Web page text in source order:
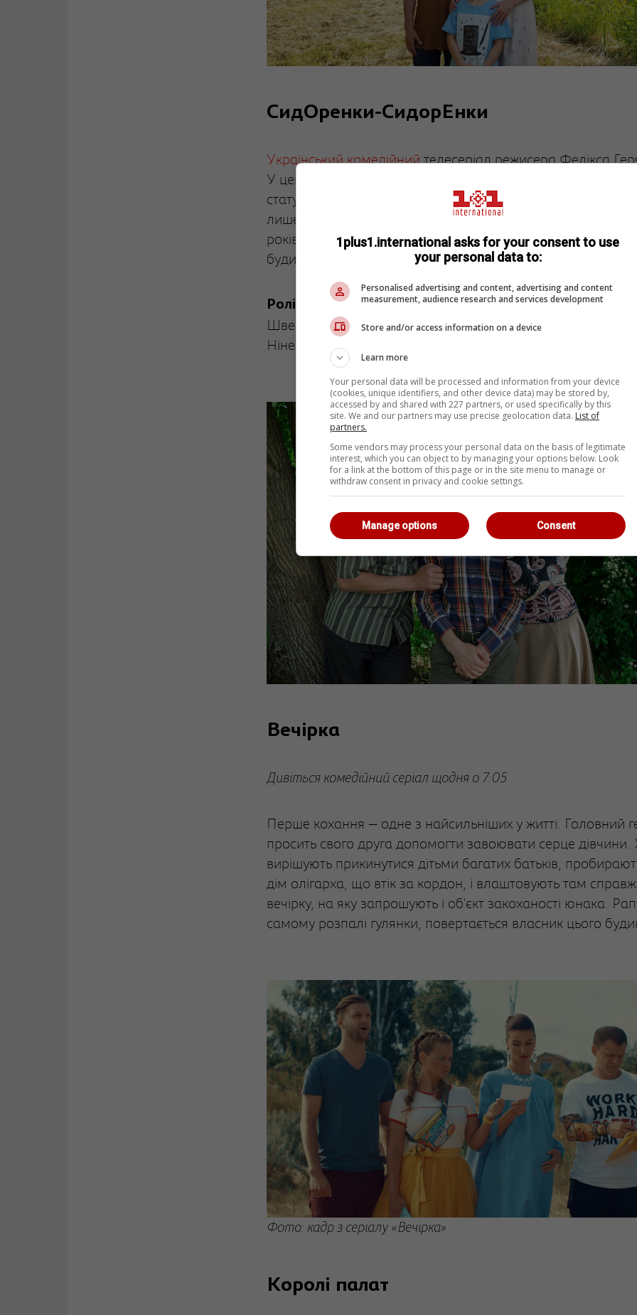
СидОренки-СидорЕнки
Український комедійнийтелесеріал режисера Фелікса
У центрі сюжету дві українські родини із різним соціальним
статусом: багаті СидОренки і бідні СидорЕнки. Об’єднують
лише однакові прізвища, а й перипетії минулого.
років тому їхніх синів випадково переплутали у пологовому
будинку…
Ролі виконують:Дмитро Суржиков, Олеся Власова,
Швець, Ксенія Вертинська, Лев Сомов, Євген Шекера,
Ніневський.
Вечірка
Дивіться комедійний серіал щодня о 7:05
Перше кохання — одне з найсильніших у житті. Головний
просить свого друга допомогти завоювати серце дівчини.
вирішують прикинутися дітьми багатих батьків,
дім олігарха, що втік за кордон, і влаштовують там
вечірку, на яку запрошують і об’єкт закоханості юнака.
самому розпалі гулянки, повертається власник цього
Фото: кадр з серіалу «Вечірка»
Королі палат
1plus1.international asks for your consent to use
your personal data to:
Personalised advertising and content, advertising and content
measurement, audience research and services development
Store and/or access information on a device
Learn more
Your personal data will be processed and information from your device
(cookies, unique identifiers, and other device data) may be stored by,
accessed by and shared with 227 partners, or used specifically by this
site. We and our partners may use precise geolocation data. List of
partners.
Some vendors may process your personal data on the basis of legitimate
interest, which you can object to by managing your options below. Look
for a link at the bottom of this page or in the site menu to manage or
withdraw consent in privacy and cookie settings.
Consent
Manage options